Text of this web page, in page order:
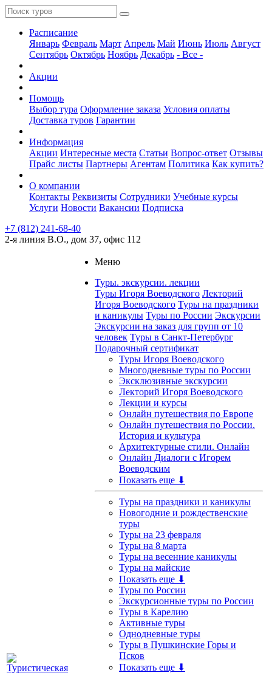
Расписание
Январь Февраль Март Апрель Май Июнь Июль Август
Сентябрь Октябрь Ноябрь Декабрь - Все -
Акции
Помощь
Выбор тура Оформление заказа Условия оплаты
Доставка туров Гарантии
Информация
Акции Интересные места Статьи Вопрос-ответ Отзывы
Прайс листы Партнеры Агентам Политика Как купить?
О компании
Контакты Реквизиты Сотрудники Учебные курсы
Услуги Новости Вакансии Подписка
+7 (812) 241-68-40
2-я линия В.О., дом 37, офис 112
Меню
Туры. экскурсии. лекции
Туры Игоря Воеводского Лекторий
Игоря Воеводского Туры на праздники
и каникулы Туры по России Экскурсии
Экскурсии на заказ для групп от 10
человек Туры в Санкт-Петербург
Подарочный сертификат
Туры Игоря Воеводского
Многодневные туры по России
Эксклюзивные экскурсии
Лекторий Игоря Воеводского
Лекции и курсы
Онлайн путешествия по Европе
Онлайн путешествия по России.
История и культура
Архитектурные стили. Онлайн
Онлайн Диалоги с Игорем
Воеводским
Показать еще ⬇
Туры на праздники и каникулы
Новогодние и рождественские
туры
Туры на 23 февраля
Туры на 8 марта
Туры на весенние каникулы
Туры на майские
Показать еще ⬇
Туры по России
Экскурсионные туры по России
Туры в Карелию
Активные туры
Однодневные туры
Туры в Пушкинские Горы и
Псков
Показать еще ⬇